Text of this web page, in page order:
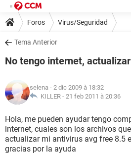
Foros Virus/Seguridad
Tema Anterior
No tengo internet,
selena - 2 dic 2009 à 18:32
KILLER - 21 feb 2011 à 20:36
Hola, me pueden ayudar tengo
internet, cuales son los archivos
actualizar mi antivirus avg free 8.5
gracias por la ayuda